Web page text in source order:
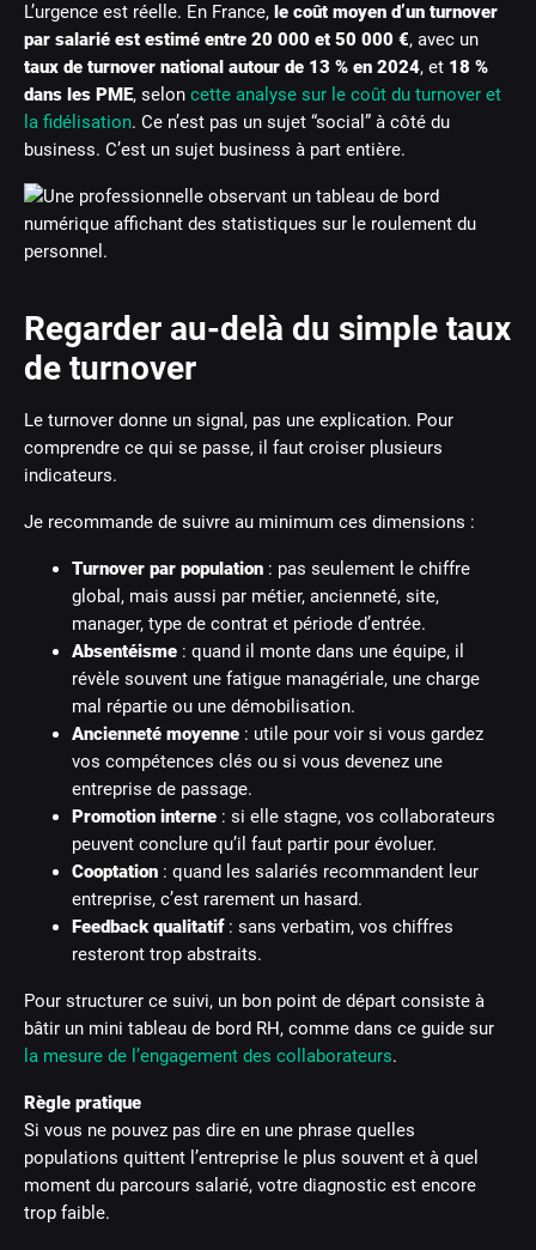
L’urgence est réelle. En France, le coût moyen d’un turnover
par salarié est estimé entre 20 000 et 50 000 €, avec un
taux de turnover national autour de 13 % en 2024, et 18 %
dans les PME, selon cette analyse sur le coût du turnover et
la fidélisation. Ce n’est pas un sujet “social” à côté du
business. C’est un sujet business à part entière.
Regarder au-delà du simple taux
de turnover
Le turnover donne un signal, pas une explication. Pour
comprendre ce qui se passe, il faut croiser plusieurs
indicateurs.
Je recommande de suivre au minimum ces dimensions :
Turnover par population : pas seulement le chiffre
global, mais aussi par métier, ancienneté, site,
manager, type de contrat et période d’entrée.
Absentéisme : quand il monte dans une équipe, il
révèle souvent une fatigue managériale, une charge
mal répartie ou une démobilisation.
Ancienneté moyenne : utile pour voir si vous gardez
vos compétences clés ou si vous devenez une
entreprise de passage.
Promotion interne : si elle stagne, vos collaborateurs
peuvent conclure qu’il faut partir pour évoluer.
Cooptation : quand les salariés recommandent leur
entreprise, c’est rarement un hasard.
Feedback qualitatif: sans verbatim, vos chiffres
resteront trop abstraits.
Pour structurer ce suivi, un bon point de départ consiste à
bâtir un mini tableau de bord RH, comme dans ce guide sur
la mesure de l’engagement des collaborateurs.
Règle pratique
Si vous ne pouvez pas dire en une phrase quelles
populations quittent l’entreprise le plus souvent et à quel
moment du parcours salarié, votre diagnostic est encore
trop faible.